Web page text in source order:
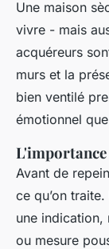
Une maison
vivre - mais
acquéreurs
murs et la
bien ventilé
émotionnel
Avant de
ce qu’on
une indication,
ou mesure